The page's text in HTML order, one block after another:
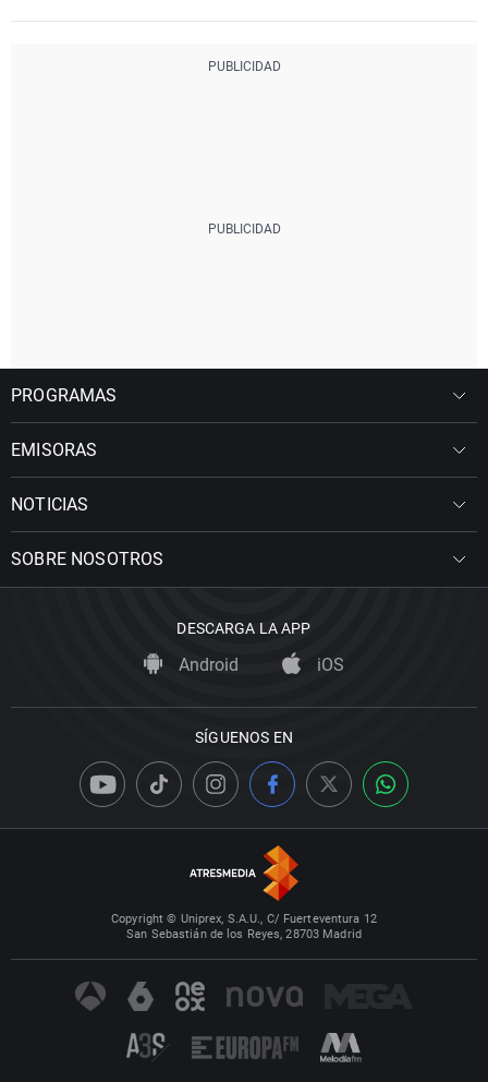
PROGRAMAS
EMISORAS
NOTICIAS
SOBRE NOSOTROS
DESCARGA LA APP
Android iOS
SÍGUENOS EN
Copyright © Uniprex, S.A.U., C/ Fuerteventura 12
San Sebastián de los Reyes, 28703 Madrid